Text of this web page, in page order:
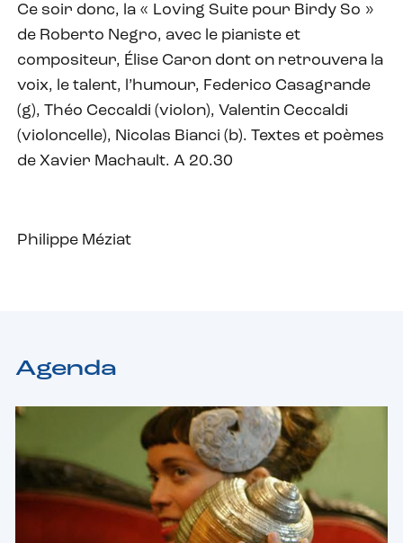
Ce soir donc, la « Loving Suite pour Birdy So »
de Roberto Negro, avec le pianiste et
compositeur, Élise Caron dont on retrouvera la
voix, le talent, l’humour, Federico Casagrande
(g), Théo Ceccaldi (violon), Valentin Ceccaldi
(violoncelle), Nicolas Bianci (b). Textes et poèmes
de Xavier Machault. A 20.30
Philippe Méziat
Agenda